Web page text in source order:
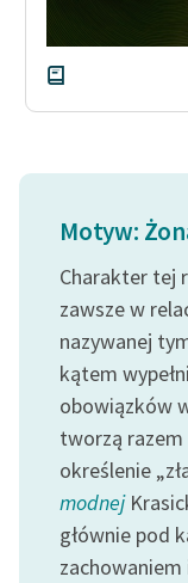
Motyw:
Charakter tej
zawsze w
nazywanej
kątem
obowiązków
tworzą razem
określenie
modnej
głównie pod
zachowaniem